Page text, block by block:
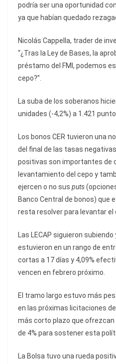
podría ser una oportunidad
ya que habían quedado
Nicolás Cappella, trader de
“¿Tras la Ley de Bases, la
préstamo del FMI, podemos
cepo?”.
La suba de los soberanos
unidades (-4,2%) a 1.421
Los bonos CER tuvieron una
del final de las tasas
positivas son importantes de
levantamiento del cepo y
ejercen o no sus puts
Banco Central de bonos) que
resta resolver para levantar el
Las LECAP siguieron
estuvieron en un rango de
cortas a 17 días y 4,09%
vencen en febrero próximo.
El tramo largo estuvo más
en las próximas licitaciones
más corto plazo que
de 4% para sostener esta
La Bolsa tuvo una rueda